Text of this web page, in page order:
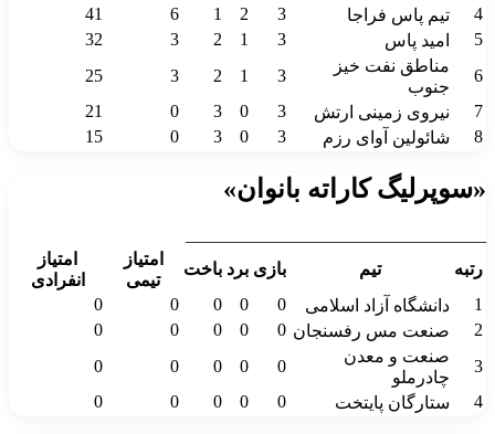
4
تیم پاس فراجا 3
2
1
6
41
5
امید پاس 3
1
2
3
32
6
مناطق نفت خیز
جنوب
3
1
2
3
25
7
نیروی زمینی ارتش 3
0
3
0
21
8
شائولین آوای رزم 3
0
3
0
15
«سوپرلیگ کاراته بانوان»
رتبه
تیم بازی برد باخت
امتیاز
تیمی
امتیاز
انفرادی
1
دانشگاه آزاد اسلامی 0
0
0
0
0
2
صنعت مس رفسنجان 0
0
0
0
0
3
صنعت و معدن
چادرملو
0
0
0
0
0
4
ستارگان پایتخت 0
0
0
0
0